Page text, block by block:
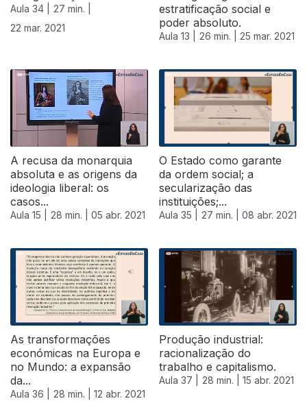
Aula 34 |
27 min. |
22 mar. 2021
estratificação social e
poder absoluto.
Aula 13 | 26 min. | 25 mar. 2021
A recusa da monarquia
absoluta e as origens da
ideologia liberal: os
casos...
Aula 15 | 28 min. | 05 abr. 2021
O Estado como garante
da ordem social; a
secularização das
instituições;...
Aula 35 | 27 min. | 08 abr. 2021
As transformações
económicas na Europa e
no Mundo: a expansão
da...
Aula 36 | 28 min. | 12 abr. 2021
Produção industrial:
racionalização do
trabalho e capitalismo.
Aula 37 | 28 min. | 15 abr. 2021